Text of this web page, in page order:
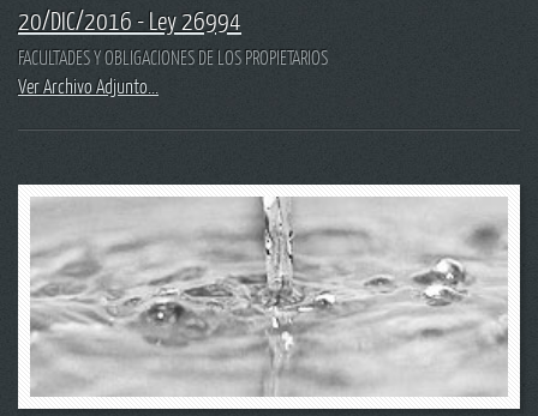
20/DIC/2016 - Ley 26994
FACULTADES Y OBLIGACIONES DE LOS PROPIETARIOS
Ver Archivo Adjunto...